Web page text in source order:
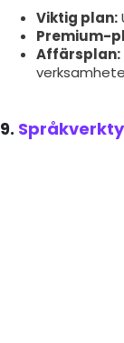
Viktig plan:
Premium-
Affärsplan:
9.